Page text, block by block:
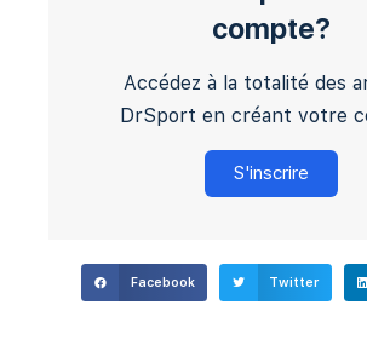
compte?
Accédez à la totalité des
DrSport en créant votre
S'inscrire
Facebook Twitter